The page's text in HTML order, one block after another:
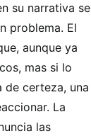
su narrativa se
problema. El
aunque ya
mas si lo
de certeza, una
La
las